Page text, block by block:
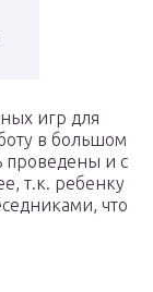
игр для
в большом
проведены и с
т.к. ребенку
что